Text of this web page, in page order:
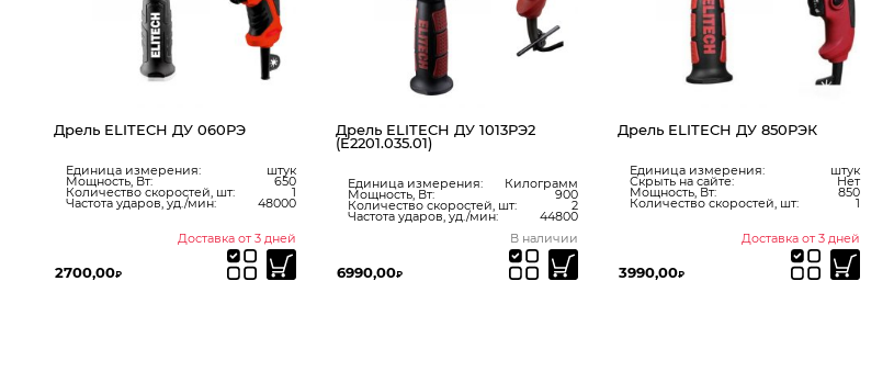
Дрель ELITECH ДУ 1013РЭ2
Единица измерения: Килограмм
Мощность, Вт: 900
Количество скоростей, шт:
В наличии
6990,00
Дрель ELITECH ДУ 850РЭК
Скрыть на сайте: Нет
Мощность, Вт: 850
Количество скоростей, шт:
Доставка от 3 дней
3990,00
Дрель FELISATTI ДУ-13/780 ЭР
Единица измерения: штук
Мощность, Вт: 780
Количество скоростей, шт:
Частота ударов, уд./мин: 44800
Доставка от 3 дней
4144,00